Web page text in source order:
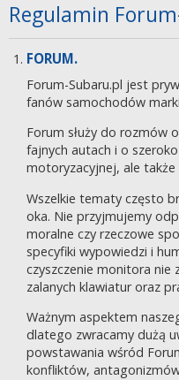
Regulamin
FORUM.
Forum-Subaru.pl jest
fanów samochodów
Forum służy do rozmów
fajnych autach i o
motoryzacyjnej, ale
Wszelkie tematy często
oka. Nie przyjmujemy
moralne czy rzeczowe
specyfiki wypowiedzi i
czyszczenie monitora nie
zalanych klawiatur oraz
Ważnym aspektem
dlatego zwracamy dużą
powstawania wśród
konfliktów,